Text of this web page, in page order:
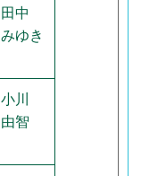
田中
みゆき
小川
由智